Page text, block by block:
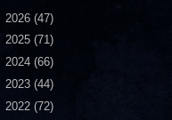
2026 (47)
2025 (71)
2024 (66)
2023 (44)
2022 (72)